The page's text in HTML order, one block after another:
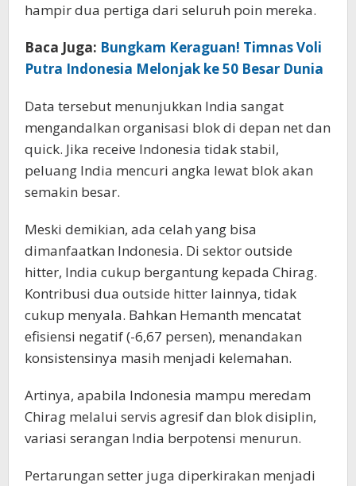
hampir dua pertiga dari seluruh poin mereka.
Baca Juga: Bungkam Keraguan! Timnas Voli
Putra Indonesia Melonjak ke 50 Besar Dunia
Data tersebut menunjukkan India sangat
mengandalkan organisasi blok di depan net dan
quick. Jika receive Indonesia tidak stabil,
peluang India mencuri angka lewat blok akan
semakin besar.
Meski demikian, ada celah yang bisa
dimanfaatkan Indonesia. Di sektor outside
hitter, India cukup bergantung kepada Chirag.
Kontribusi dua outside hitter lainnya, tidak
cukup menyala. Bahkan Hemanth mencatat
efisiensi negatif (-6,67 persen), menandakan
konsistensinya masih menjadi kelemahan.
Artinya, apabila Indonesia mampu meredam
Chirag melalui servis agresif dan blok disiplin,
variasi serangan India berpotensi menurun.
Pertarungan setter juga diperkirakan menjadi